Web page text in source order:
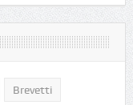
Brevetti